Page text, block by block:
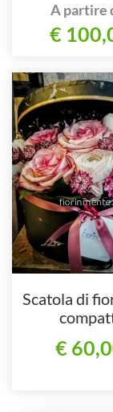
A partire
€
Scatola di
€